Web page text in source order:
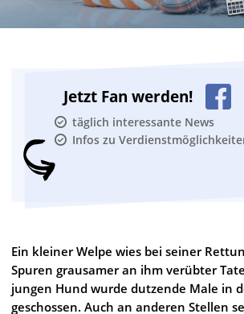
Jetzt Fan werden!
täglich interessante News
Infos zu
Ein kleiner Welpe wies bei seiner
Spuren grausamer an ihm verübter
jungen Hund wurde dutzende Male in
geschossen. Auch an anderen Stellen